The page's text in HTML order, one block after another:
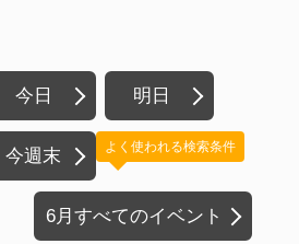
今日 明日
今週末
6月すべてのイベント
よく使われる検索条件